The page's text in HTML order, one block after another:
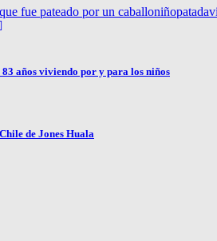
fue pateado por un caballoniñopatada
años viviendo por y para los niños
de Jones Huala